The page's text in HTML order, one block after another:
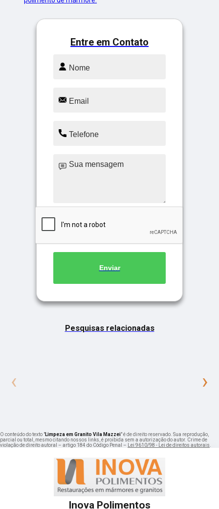
Entre em Contato
Enviar
Pesquisas relacionadas
‹ ›
O conteúdo do texto "Limpeza em Granito Vila Mazzei" é de direito reservado. Sua reprodução,
parcial ou total, mesmo citando nossos links, é proibida sem a autorização do autor. Crime de
violação de direito autoral – artigo 184 do Código Penal –
Lei 9610/98 - Lei de direitos autorais
Inova Polimentos